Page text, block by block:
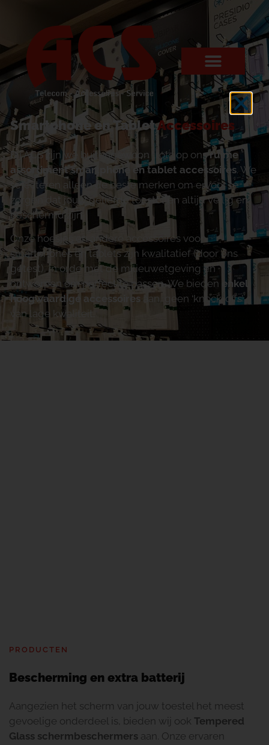
Smartphone en TabletAccessoires
Bij ACS zijn we buitengewoon trots op onsruime
assortiment smartphone en tablet accessoires. We
selecteren alleen de beste merken om ervoor te
zorgen dat jouw geliefde toestellen altijd veilig en
beschermd zijn.
Onze hoesjes en andere accessoires voor
smartphones en tablets zijn kwalitatief (door ons
getest), in orde met de milieuwetgeving en
ontworpen om perfect te passen. We bieden enkel
hoogwaardige accessoires aan, geen ‘knock-offs’
van lage kwaliteit.
PRODUCTEN
Bescherming en extra batterij
Aangezien het scherm van jouw toestel het meest
gevoelige onderdeel is, bieden wij ook Tempered
Glass schermbeschermers aan. Onze ervaren